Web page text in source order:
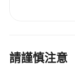
請謹慎注意